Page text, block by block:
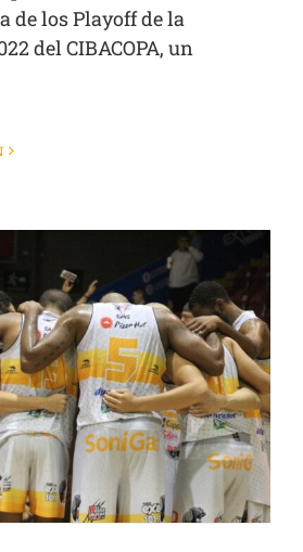
de los Playoff de la
del CIBACOPA, un